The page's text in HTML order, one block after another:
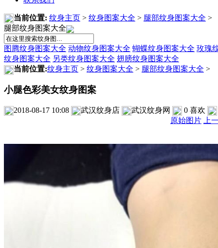
当前位置: 纹身主页 > 纹身图案大全 > 腿部纹身图案大全 >
腿部纹身图案大全
图腾纹身图案大全 动物纹身图案大全 蝴蝶纹身图案大全 玫瑰
纹身图案大全 另类纹身图案大全 翅膀纹身图案大全
当前位置:纹身主页 > 纹身图案大全 > 腿部纹身图案大全 >
小腿色彩美女纹身图案
2018-08-17 10:08 武汉纹身店 武汉纹身网 0 喜欢
原始图片 上